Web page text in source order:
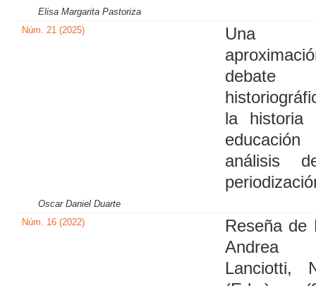
Elisa Margarita Pastoriza
Núm. 21 (2025)
Una
debate
la historia
análisis
Oscar Daniel Duarte
Núm. 16 (2022)
Reseña de
Lanciotti,